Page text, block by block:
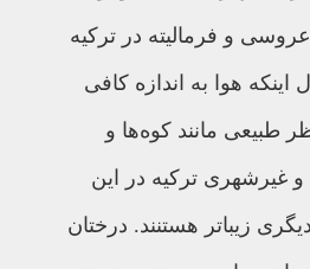
و فرمالیته در ترکیه
هوا به اندازه کافی
طبیعی مانند کوه‌ها و
غیرشهری ترکیه در این
زیباتر هستنند. درختان